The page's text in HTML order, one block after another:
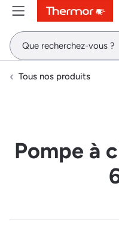
ContenuMenu
Tous nos produits
Pompe à